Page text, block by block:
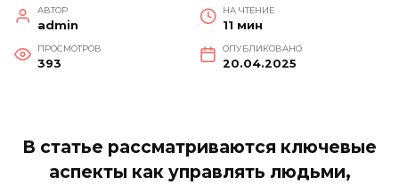
АВТОР
admin
НА ЧТЕНИЕ
11 мин
ПРОСМОТРОВ
393
ОПУБЛИКОВАНО
20.04.2025
В статье рассматриваются ключевые
аспекты как управлять людьми,